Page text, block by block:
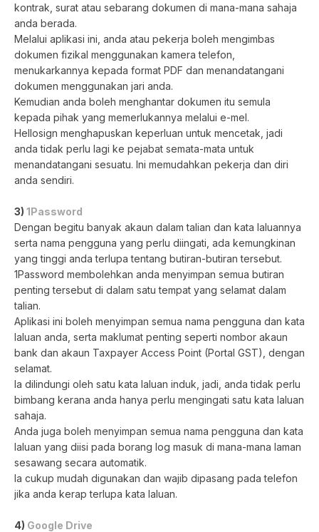
kontrak, surat atau sebarang dokumen di mana-mana sahaja
anda berada.
Melalui aplikasi ini, anda atau pekerja boleh mengimbas
dokumen fizikal menggunakan kamera telefon,
menukarkannya kepada format PDF dan menandatangani
dokumen menggunakan jari anda.
Kemudian anda boleh menghantar dokumen itu semula
kepada pihak yang memerlukannya melalui e-mel.
Hellosign menghapuskan keperluan untuk mencetak, jadi
anda tidak perlu lagi ke pejabat semata-mata untuk
menandatangani sesuatu. Ini memudahkan pekerja dan diri
anda sendiri.
3) 1Password
Dengan begitu banyak akaun dalam talian dan kata laluannya
serta nama pengguna yang perlu diingati, ada kemungkinan
yang tinggi anda terlupa tentang butiran-butiran tersebut.
1Password membolehkan anda menyimpan semua butiran
penting tersebut di dalam satu tempat yang selamat dalam
talian.
Aplikasi ini boleh menyimpan semua nama pengguna dan kata
laluan anda, serta maklumat penting seperti nombor akaun
bank dan akaun Taxpayer Access Point (Portal GST), dengan
selamat.
Ia dilindungi oleh satu kata laluan induk, jadi, anda tidak perlu
bimbang kerana anda hanya perlu mengingati satu kata laluan
sahaja.
Anda juga boleh menyimpan semua nama pengguna dan kata
laluan yang diisi pada borang log masuk di mana-mana laman
sesawang secara automatik.
Ia cukup mudah digunakan dan wajib dipasang pada telefon
jika anda kerap terlupa kata laluan.
4) Google Drive